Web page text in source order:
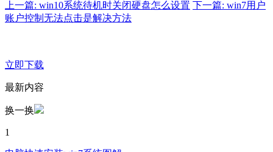
上一篇: win10系统待机时关闭硬盘怎么设置 下一篇: win7用户
账户控制无法点击是解决方法
立即下载
最新内容
换一换
1